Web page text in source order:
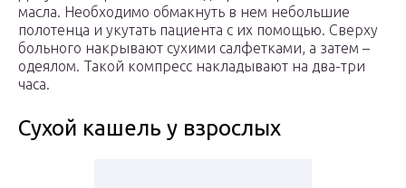
масла. Необходимо обмакнуть в нем небольшие
полотенца и укутать пациента с их помощью. Сверху
больного накрывают сухими салфетками, а затем –
одеялом. Такой компресс накладывают на два-три
часа.
Сухой кашель у взрослых